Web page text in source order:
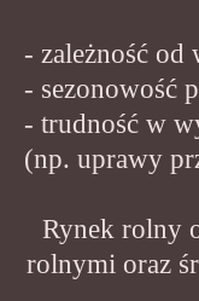
- zależność
- sezonowość
- trudność w
(np. uprawy
Rynek rolny
rolnymi oraz